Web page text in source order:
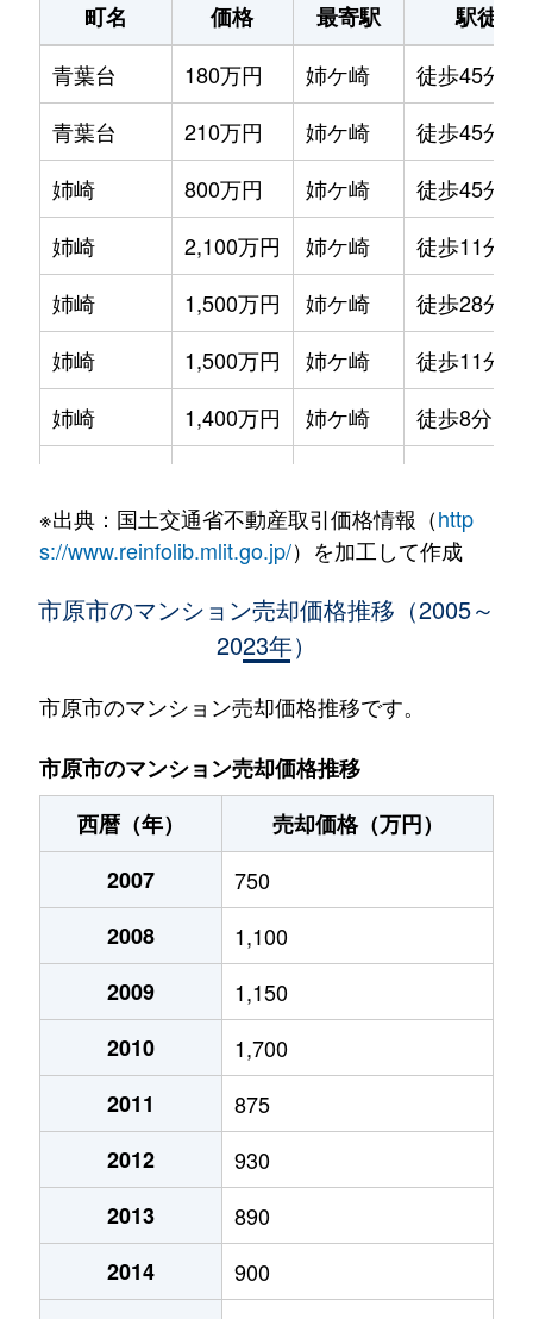
町名 価格 最寄駅
駅徒歩
青葉台
180万円 姉ケ崎
徒歩45分
青葉台
210万円 姉ケ崎
徒歩45分
姉崎
800万円 姉ケ崎
徒歩45分
姉崎
2,100万円 姉ケ崎
徒歩11分
姉崎
1,500万円 姉ケ崎
徒歩28分
姉崎
1,500万円 姉ケ崎
徒歩11分
姉崎
1,400万円 姉ケ崎
徒歩8分
姉崎
1,200万円 姉ケ崎
徒歩26分
1,400万円
大厩
400万円 八幡宿
五井
900万円 五井
五井中央西
1,700万円 五井
徒歩5分
3,300万円
2,500万円
1,500万円
1,100万円
辰巳台東
1,200万円
辰巳台東
1,500万円
辰巳台東
1,100万円
辰巳台東
1,400万円
※出典：国土交通省不動産取引価格情報（http
s://www.reinfolib.mlit.go.jp/）を加工して作成
市原市のマンション売却価格推移（2005～
2023年）
市原市のマンション売却価格推移です。
市原市のマンション売却価格推移
西暦（年）
売却価格（万円）
2007
750
2008
1,100
2009
1,150
2010
1,700
2011
875
2012
930
2013
890
2014
900